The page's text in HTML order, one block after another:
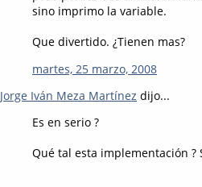
sino imprimo la variable.
Que divertido. ¿Tienen mas?
martes, 25 marzo, 2008
Jorge Iván Meza Martínez dijo...
Es en serio ?
Qué tal esta implementación ?